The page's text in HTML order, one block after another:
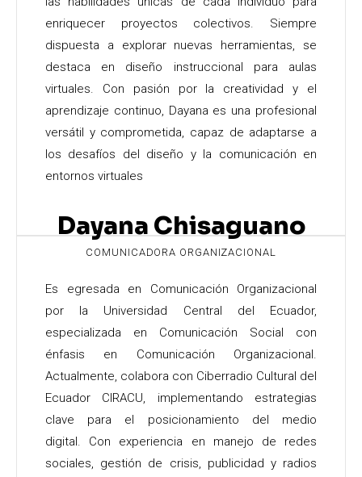
enriquecer proyectos colectivos. Siempre
dispuesta a explorar nuevas herramientas, se
destaca en diseño instruccional para aulas
virtuales. Con pasión por la creatividad y el
aprendizaje continuo, Dayana es una profesional
versátil y comprometida, capaz de adaptarse a
los desafíos del diseño y la comunicación en
entornos virtuales
Dayana Chisaguano
COMUNICADORA ORGANIZACIONAL
Es egresada en Comunicación Organizacional
por la Universidad Central del Ecuador,
especializada en Comunicación Social con
énfasis en Comunicación Organizacional.
Actualmente, colabora con Ciberradio Cultural del
Ecuador CIRACU, implementando estrategias
clave para el posicionamiento del medio
digital. Con experiencia en manejo de redes
sociales, gestión de crisis, publicidad y radios